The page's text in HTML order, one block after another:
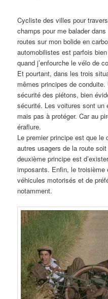
Cycliste des villes pour
champs pour me balader
routes sur mon bolide en
automobilistes est parfois
quand j’enfourche le vélo de
Et pourtant, dans les trois
mêmes principes de
sécurité des piétons, bien
sécurité. Les voitures sont un
mais pas à protéger. Car au
éraflure.
Le premier principe est que
autres usagers de la route
deuxième principe est
imposants. Enfin, le troisième
véhicules motorisés et de
notamment.